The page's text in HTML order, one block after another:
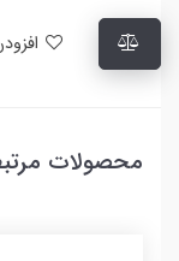
محصولات